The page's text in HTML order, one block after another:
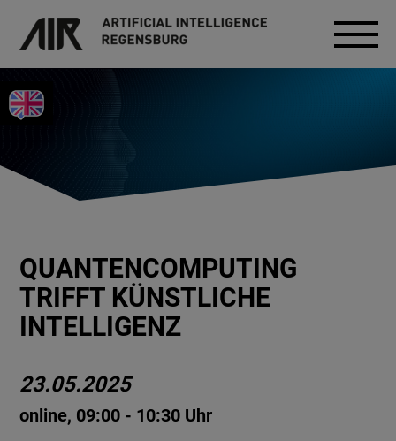
QUANTENCOMPUTING
TRIFFT KÜNSTLICHE
INTELLIGENZ
23.05.2025
online, 09:00 - 10:30 Uhr